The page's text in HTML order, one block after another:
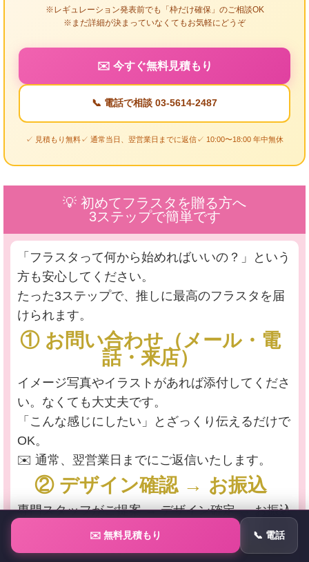
※レギュレーション発表前でも「枠だけ確保」のご相談OK
※まだ詳細が決まっていなくてもお気軽にどうぞ
✉️ 今すぐ無料見積もり
📞 電話で相談 03-5614-2487
✓ 見積もり無料✓ 通常当日、翌営業日までに返信✓ 10:00〜18:00 年中無休
💡 初めてフラスタを贈る方へ
3ステップで簡単です
「フラスタって何から始めればいいの？」という
方も安心してください。
たった3ステップで、推しに最高のフラスタを届
けられます。
① お問い合わせ（メール・電
話・来店）
イメージ写真やイラストがあれば添付してくださ
い。なくても大丈夫です。
「こんな感じにしたい」とざっくり伝えるだけで
OK。
✉️ 通常、翌営業日までにご返信いたします。
② デザイン確認 → お振込
専門スタッフがご提案 → デザイン確定 → お振込
で確定です。
完成写真を事前にお送りするので、届く前に仕上
✉️ 無料見積もり 📞 電話